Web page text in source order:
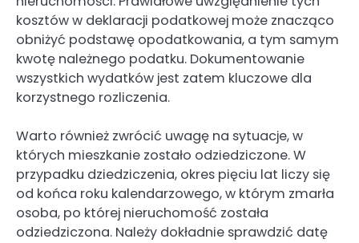
kosztów w deklaracji podatkowej może znacząco
obniżyć podstawę opodatkowania, a tym samym
kwotę należnego podatku. Dokumentowanie
wszystkich wydatków jest zatem kluczowe dla
korzystnego rozliczenia.
Warto również zwrócić uwagę na sytuacje, w
których mieszkanie zostało odziedziczone. W
przypadku dziedziczenia, okres pięciu lat liczy się
od końca roku kalendarzowego, w którym zmarła
osoba, po której nieruchomość została
odziedziczona. Należy dokładnie sprawdzić datę